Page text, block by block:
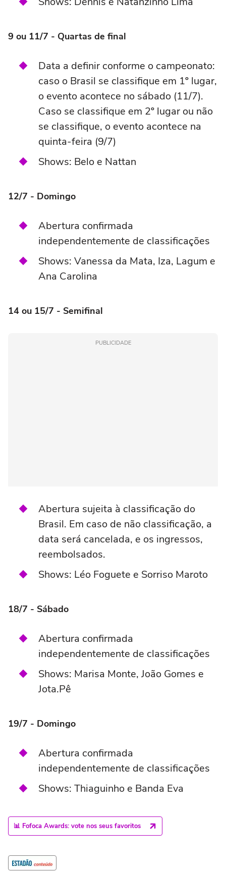
9 ou 11/7 - Quartas de final
Data a definir conforme o campeonato:
caso o Brasil se classifique em 1º lugar,
o evento acontece no sábado (11/7).
Caso se classifique em 2º lugar ou não
se classifique, o evento acontece na
quinta-feira (9/7)
Shows: Belo e Nattan
12/7 - Domingo
Abertura confirmada
independentemente de classificações
Shows: Vanessa da Mata, Iza, Lagum e
Ana Carolina
14 ou 15/7 - Semifinal
PUBLICIDADE
Abertura sujeita à classificação do
Brasil. Em caso de não classificação, a
data será cancelada, e os ingressos,
reembolsados.
Shows: Léo Foguete e Sorriso Maroto
18/7 - Sábado
Abertura confirmada
independentemente de classificações
Shows: Marisa Monte, João Gomes e
Jota.Pê
19/7 - Domingo
Abertura confirmada
independentemente de classificações
Shows: Thiaguinho e Banda Eva
📊 Fofoca Awards: vote nos seus favoritos